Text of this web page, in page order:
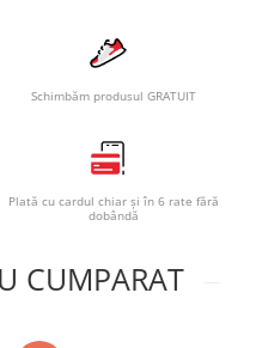
Schimbăm produsul GRATUIT
Plată cu cardul chiar și în 6 rate fără
dobândă
CUMPARAT